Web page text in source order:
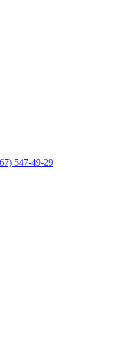
547-49-29